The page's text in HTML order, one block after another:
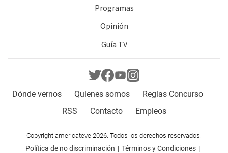
Programas
Opinión
Guía TV
Dónde vernos Quienes somos
Reglas Concurso
RSS
Contacto Empleos
Copyright americateve 2026. Todos los derechos reservados.
Política de no discriminación Términos y Condiciones